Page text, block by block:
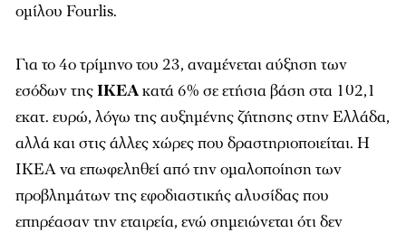
ομίλου Fourlis.
Για το 4ο τρίμηνο του 23, αναμένεται αύξηση των
εσόδων της ΙΚΕΑκατά 6% σε ετήσια βάση στα 102,1
εκατ. ευρώ, λόγω της αυξημένης ζήτησης στην Ελλάδα,
αλλά και στις άλλες χώρες που δραστηριοποιείται. Η
ΙΚΕΑ να επωφεληθεί από την ομαλοποίηση των
προβλημάτων της εφοδιαστικής αλυσίδας που
επηρέασαν την εταιρεία, ενώ σημειώνεται ότι δεν